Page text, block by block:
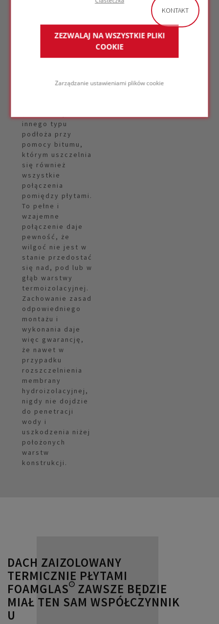
ZEZWALAJ NA WSZYSTKIE PLIKI
COOKIE
Zarządzanie ustawieniami plików cookie
innego typu
podłoża przy
pomocy bitumu,
którym uszczelnia
się również
wszystkie
połączenia
pomiędzy płytami.
To pełne i
wzajemne
połączenie daje
pewność, że
wilgoć nie jest w
stanie przedostać
się nad, pod lub w
głąb warstwy
termoizolacyjnej.
Zachowanie zasad
odpowiedniego
montażu i
wykonania daje
więc gwarancję,
że nawet w
przypadku
rozszczelnienia
membrany
hydroizolacyjnej,
nigdy nie dojdzie
do penetracji
wody i
uszkodzenia niżej
położonych
warstw
konstrukcji.
DACH ZAIZOLOWANY
TERMICZNIE PŁYTAMI
FOAMGLAS® ZAWSZE BĘDZIE
MIAŁ TEN SAM WSPÓŁCZYNNIK
U
KONTAKT